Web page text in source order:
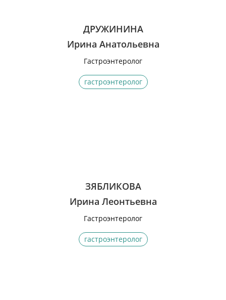
ДРУЖИНИНА
Ирина Анатольевна
Гастроэнтеролог
гастроэнтеролог
ЗЯБЛИКОВА
Ирина Леонтьевна
Гастроэнтеролог
гастроэнтеролог